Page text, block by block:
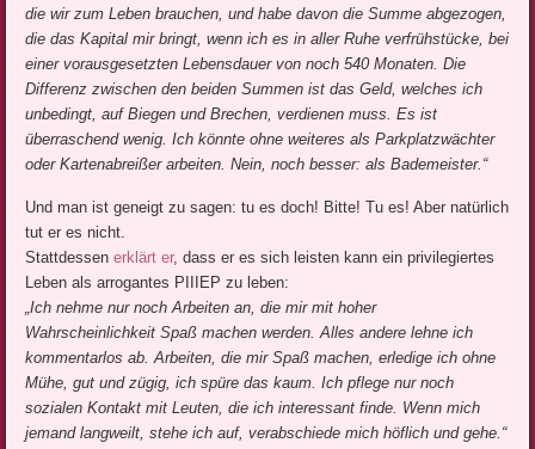
die wir zum Leben brauchen, und habe davon die Summe abgezogen,
die das Kapital mir bringt, wenn ich es in aller Ruhe verfrühstücke, bei
einer vorausgesetzten Lebensdauer von noch 540 Monaten. Die
Differenz zwischen den beiden Summen ist das Geld, welches ich
unbedingt, auf Biegen und Brechen, verdienen muss. Es ist
überraschend wenig. Ich könnte ohne weiteres als Parkplatzwächter
oder Kartenabreißer arbeiten. Nein, noch besser: als Bademeister.“
Und man ist geneigt zu sagen: tu es doch! Bitte! Tu es! Aber natürlich
tut er es nicht.
Stattdessenerklärt er, dass er es sich leisten kann ein privilegiertes
Leben als arrogantes PIIIEP zu leben:
„Ich nehme nur noch Arbeiten an, die mir mit hoher
Wahrscheinlichkeit Spaß machen werden. Alles andere lehne ich
kommentarlos ab. Arbeiten, die mir Spaß machen, erledige ich ohne
Mühe, gut und zügig, ich spüre das kaum. Ich pflege nur noch
sozialen Kontakt mit Leuten, die ich interessant finde. Wenn mich
jemand langweilt, stehe ich auf, verabschiede mich höflich und gehe.“